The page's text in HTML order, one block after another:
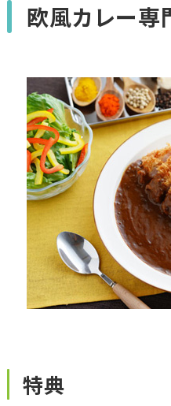
欧風カレー
特典